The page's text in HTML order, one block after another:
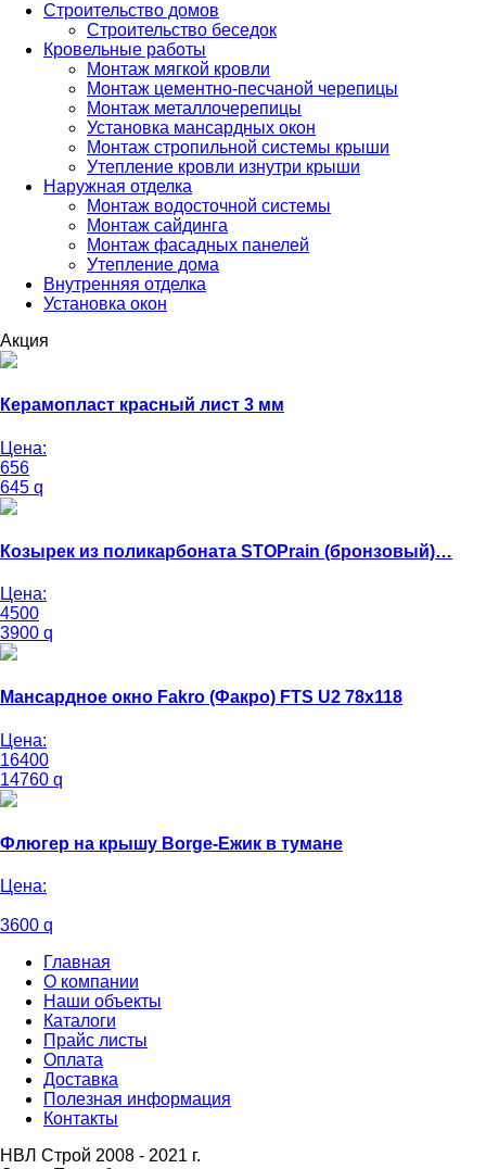
Строительство домов
Строительство беседок
Кровельные работы
Монтаж мягкой кровли
Монтаж цементно-песчаной черепицы
Монтаж металлочерепицы
Установка мансардных окон
Монтаж стропильной системы крыши
Утепление кровли изнутри крыши
Наружная отделка
Монтаж водосточной системы
Монтаж сайдинга
Монтаж фасадных панелей
Утепление дома
Внутренняя отделка
Установка окон
Акция
Керамопласт красный лист 3 мм
Цена:
656
645 q
Козырек из поликарбоната STOPrain (бронзовый)…
Цена:
4500
3900 q
Мансардное окно Fakro (Факро) FTS U2 78х118
Цена:
16400
14760 q
Флюгер на крышу Borge-Ежик в тумане
Цена:
3600 q
Главная
О компании
Наши объекты
Каталоги
Прайс листы
Оплата
Доставка
Полезная информация
Контакты
НВЛ Строй 2008 - 2021 г.